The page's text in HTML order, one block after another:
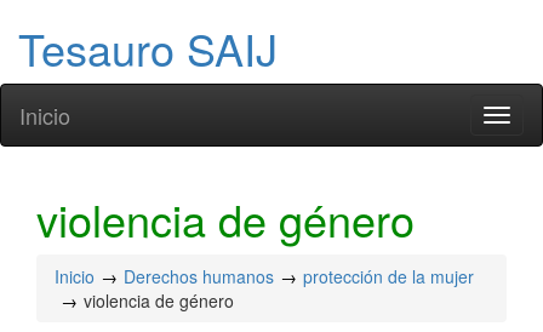
Tesauro SAIJ
Inicio
violencia de género
Inicio Derechos humanos
protección de la mujer
violencia de género